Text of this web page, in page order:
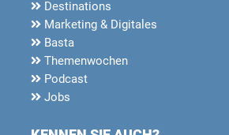
Destinations
Marketing & Digitales
Basta
Themenwochen
Podcast
Jobs